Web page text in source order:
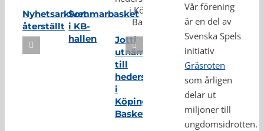
Nyhetsarkivet
återställt
Sommarbasket
i KB-
hallen
Jotti
utnämnd
till
hedersmedlem
i
Köping
Basket
Vår förening
är en del av
Svenska Spels
initiativ
Gräsroten
som årligen
delar ut
miljoner till
ungdomsidrotten.